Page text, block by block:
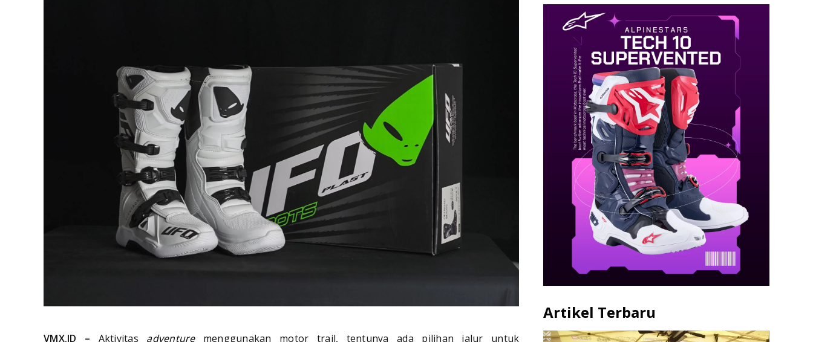
VMX.ID – Aktivitas adventuremenggunakan motor trail, tentunya ada pilihan jalur untuk
Artikel Terbaru